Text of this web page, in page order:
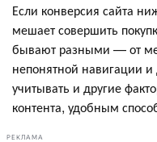
Если конверсия сайта
мешает совершить
бывают разными — от
непонятной навигации
учитывать и другие
контента, удобным
РЕКЛАМА